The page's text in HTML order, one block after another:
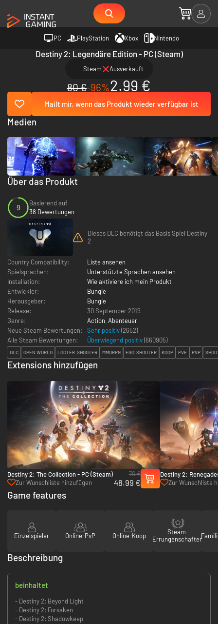
PC PlayStation Xbox Nintendo
Destiny 2: Legendäre Edition - PC (Steam)
Steam Ausverkauft
80 €-96%2.99 €
Mailt mir, wenn das Produkt wieder verfügbar ist
Über das Produkt
9
Basierend auf
38 Bewertungen
Dieses DLC benötigt das Basis Spiel Destiny
2
Country Compatibility:
Liste ansehen
Spielsprachen:
Unterstützte Sprachen ansehen
Installation:
Wie aktiviere ich mein Produkt
Entwickler:
Bungie
Herausgeber:
Bungie
Release:
30 September 2019
Genre:
Action, Abenteuer
Neue Steam Bewertungen:
Sehr positiv(2652)
Alle Steam Bewertungen:
Überwiegend positiv(660905)
DLC OPEN WORLD LOOTER-SHOOTER MMORPG EGO-SHOOTER KOOP PVE PVP
Extensions hinzufügen
Destiny 2: The Collection - PC (Steam)
Zur Wunschliste hinzufügen
70 €
48.99 €
Destiny 2:
Zur Wunschliste
Medien
Game features
Einzelspieler Online-PvP Online-Koop
Steam-
Errungenschaften
Beschreibung
beinhaltet
- Destiny 2: Beyond Light
- Destiny 2: Forsaken
- Destiny 2: Shadowkeep